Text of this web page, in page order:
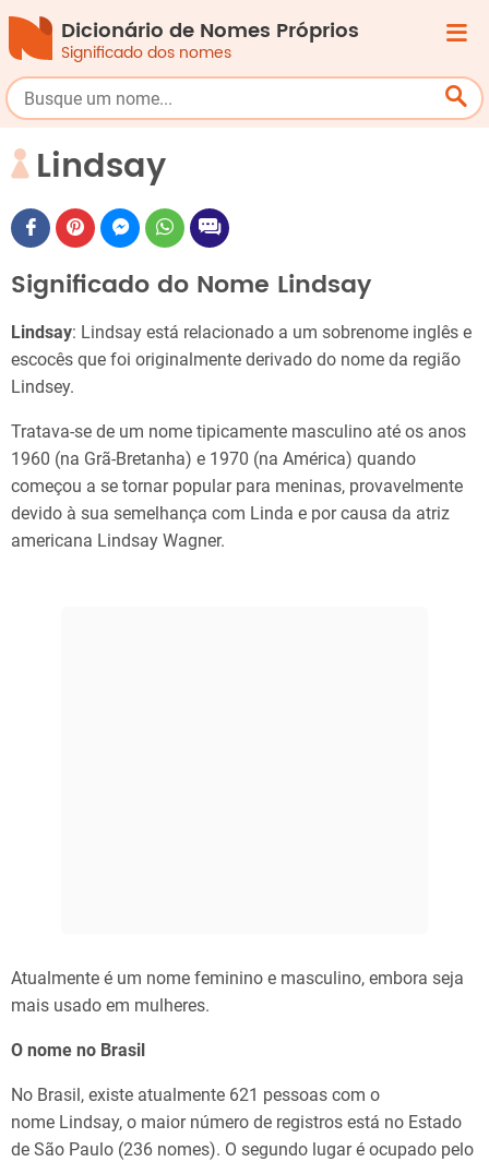
Dicionário de Nomes Próprios
Significado dos nomes
Lindsay
Significado do Nome Lindsay
Lindsay: Lindsay está relacionado a um sobrenome inglês e
escocês que foi originalmente derivado do nome da região
Lindsey.
Tratava-se de um nome tipicamente masculino até os anos
1960 (na Grã-Bretanha) e 1970 (na América) quando
começou a se tornar popular para meninas, provavelmente
devido à sua semelhança com Linda e por causa da atriz
americana Lindsay Wagner.
Atualmente é um nome feminino e masculino, embora seja
mais usado em mulheres.
O nome no Brasil
No Brasil, existe atualmente 621 pessoas com o
nome Lindsay, o maior número de registros está no Estado
de São Paulo (236 nomes). O segundo lugar é ocupado pelo